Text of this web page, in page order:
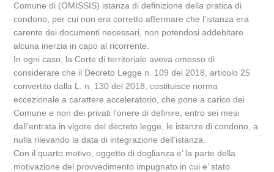
Comune di (OMISSIS) istanza di definizione della pratica di
condono, per cui non era corretto affermare che l’istanza era
carente dei documenti necessari, non potendosi addebitare
alcuna inerzia in capo al ricorrente.
In ogni caso, la Corte di territoriale aveva omesso di
considerare che il Decreto Legge n. 109 del 2018, articolo 25
convertito dalla L. n. 130 del 2018, costituisce norma
eccezionale a carattere acceleratorio, che pone a carico dei
Comune e non dei privati l’onere di definire, entro sei mesi
dall’entrata in vigore del decreto legge, le istanze di condono, a
nulla rilevando la data di integrazione dell’istanza.
Con il quarto motivo, oggetto di doglianza e’ la parte della
motivazione del provvedimento impugnato in cui e’ stato